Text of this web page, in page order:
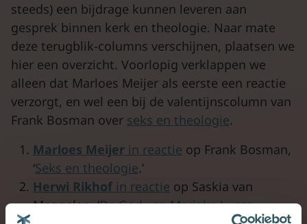
steeds) een bijdrage kunnen leveren aan
gesprek binnen kerk en theologie. Naar mate
deze terugblik-columns verschijnen, plaatsen we
hier een overzicht. Voorlopig verklappen we
alleen dat Marloes Meijer als eerste een reactie
verzorgt, en wel een bij de valentijnscolumn van
Frank Bosman over seks en theologie.
Marloes Meijer in reactie op Frank Bosman,
‘Seks en theologie.’
Herwi Rikhof in reactie op Saskia van
Meggelen, ‘De God van Marieke Lucas